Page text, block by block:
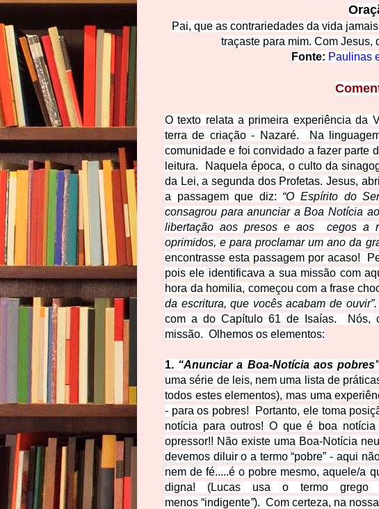
Pai, que as contrariedades da vida
traçaste para mim. Com Jesus,
Fonte: Paulinas
O texto relata a primeira experiência da
terra de criação - Nazaré. Na
comunidade e foi convidado a fazer parte
leitura. Naquela época, o culto da
da Lei, a segunda dos Profetas. Jesus,
a passagem que diz: “O Espírito do
consagrou para anunciar a Boa Notícia
libertação aos presos e aos cegos a
oprimidos, e para proclamar um ano da
encontrasse esta passagem por acaso!
pois ele identificava a sua missão com
hora da homilia, começou com a frase
da escritura, que vocês acabam de ouvir”.
com a do Capítulo 61 de Isaías. Nós,
missão. Olhemos os elementos:
1. “Anunciar a Boa-Notícia aos
uma série de leis, nem uma lista de
todos estes elementos), mas uma
- para os pobres!
Portanto, ele toma
notícia para outros! O que é boa
opressor!! Não existe uma Boa-Notícia
devemos diluir o a termo“pobre” - aqui
nem de fé.....é o pobre mesmo, aquele/a
digna! (Lucas usa o termo grego
menos “indigente”). Com certeza, na